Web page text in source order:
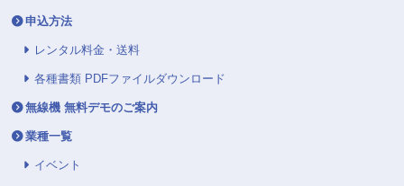
申込方法
レンタル料金・送料
各種書類 PDFファイルダウンロード
無線機 無料デモのご案内
業種一覧
イベント